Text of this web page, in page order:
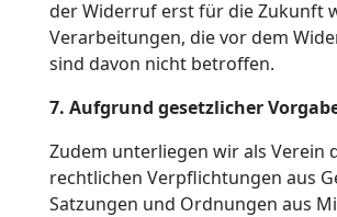
der Widerruf erst für die Zukunft
Verarbeitungen, die vor dem
sind davon nicht betroffen.
7. Aufgrund gesetzlicher
Zudem unterliegen wir als Verein
rechtlichen Verpflichtungen aus
Satzungen und Ordnungen aus